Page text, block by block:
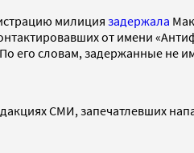
милиция задержала
от имени
его словам, задержанные
СМИ, запечатлевших